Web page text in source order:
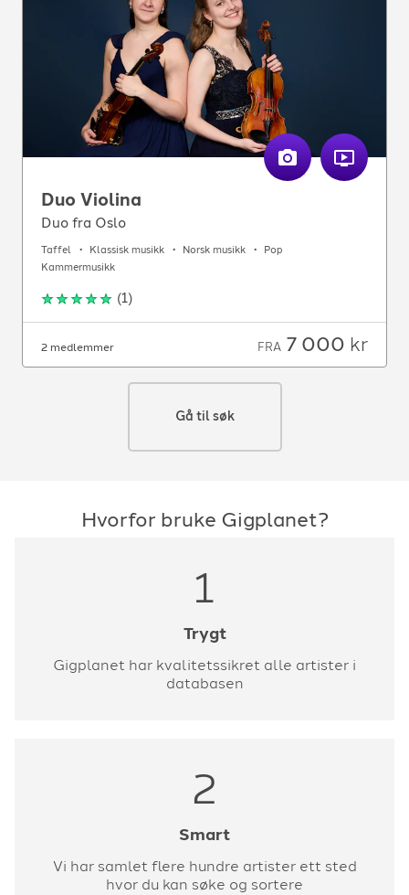
Duo Violina
Duo fra Oslo
Taffel Klassisk musikk Norsk musikk
Pop
Kammermusikk
(1)
2 medlemmer FRA 7 000 kr
Gå til søk
Hvorfor bruke Gigplanet?
1
Trygt
Gigplanet har kvalitetssikret alle artister i
databasen
2
Smart
Vi har samlet flere hundre artister ett sted
hvor du kan søke og sortere